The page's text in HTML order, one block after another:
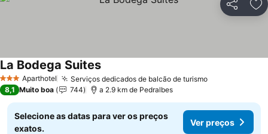
Partilhar
3 EstrelasAparthotel Serviços dedicados de balcão de turismo
La Bodega Suites
8,1 Muito boa 744 a 2.9 km de Pedralbes
Selecione as datas para ver os preços
exatos.
Ver preços